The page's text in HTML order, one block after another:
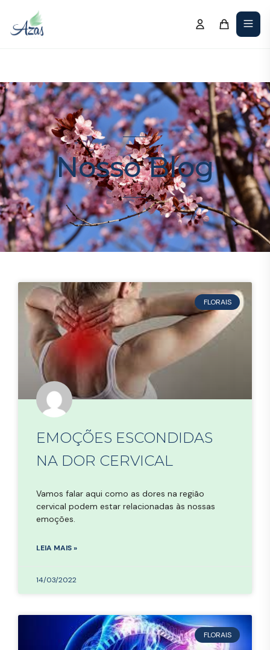
Nosso Blog
FLORAIS
EMOÇÕES ESCONDIDAS
NA DOR CERVICAL
Vamos falar aqui como as dores na região
cervical podem estar relacionadas às nossas
emoções.
LEIA MAIS »
14/03/2022
FLORAIS